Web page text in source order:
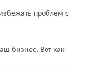
проблем с
бизнес. Вот как